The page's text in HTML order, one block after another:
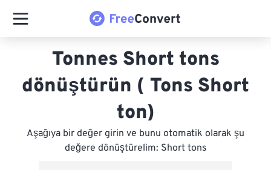
Tonnes Short tons
dönüştürün ( Tons Short
ton)
Aşağıya bir değer girin ve bunu otomatik olarak şu
değere dönüştürelim: Short tons